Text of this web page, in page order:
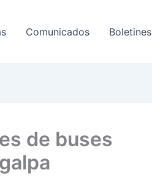
Comunicados Boletines
de buses